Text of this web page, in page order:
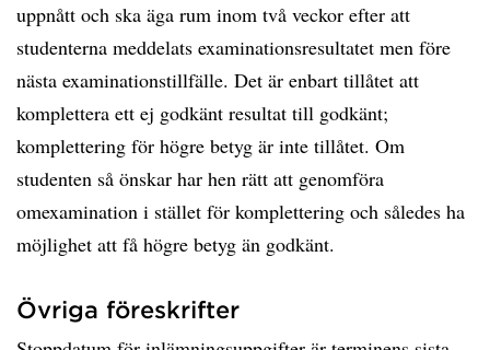
uppnått och ska äga rum inom två veckor efter att
studenterna meddelats examinationsresultatet men före
nästa examinationstillfälle. Det är enbart tillåtet att
komplettera ett ej godkänt resultat till godkänt;
komplettering för högre betyg är inte tillåtet. Om
studenten så önskar har hen rätt att genomföra
omexamination i stället för komplettering och således ha
möjlighet att få högre betyg än godkänt.
Övriga föreskrifter